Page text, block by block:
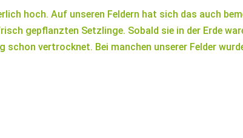
hoch. Auf unseren Feldern hat sich das auch
gepflanzten Setzlinge. Sobald sie in der Erde
vertrocknet. Bei manchen unserer Felder